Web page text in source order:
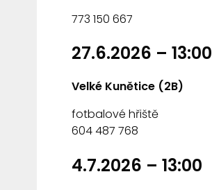
773 150 667
27.6.2026 – 13:00
Velké Kunětice (2B)
fotbalové hřiště
604 487 768
4.7.2026 – 13:00